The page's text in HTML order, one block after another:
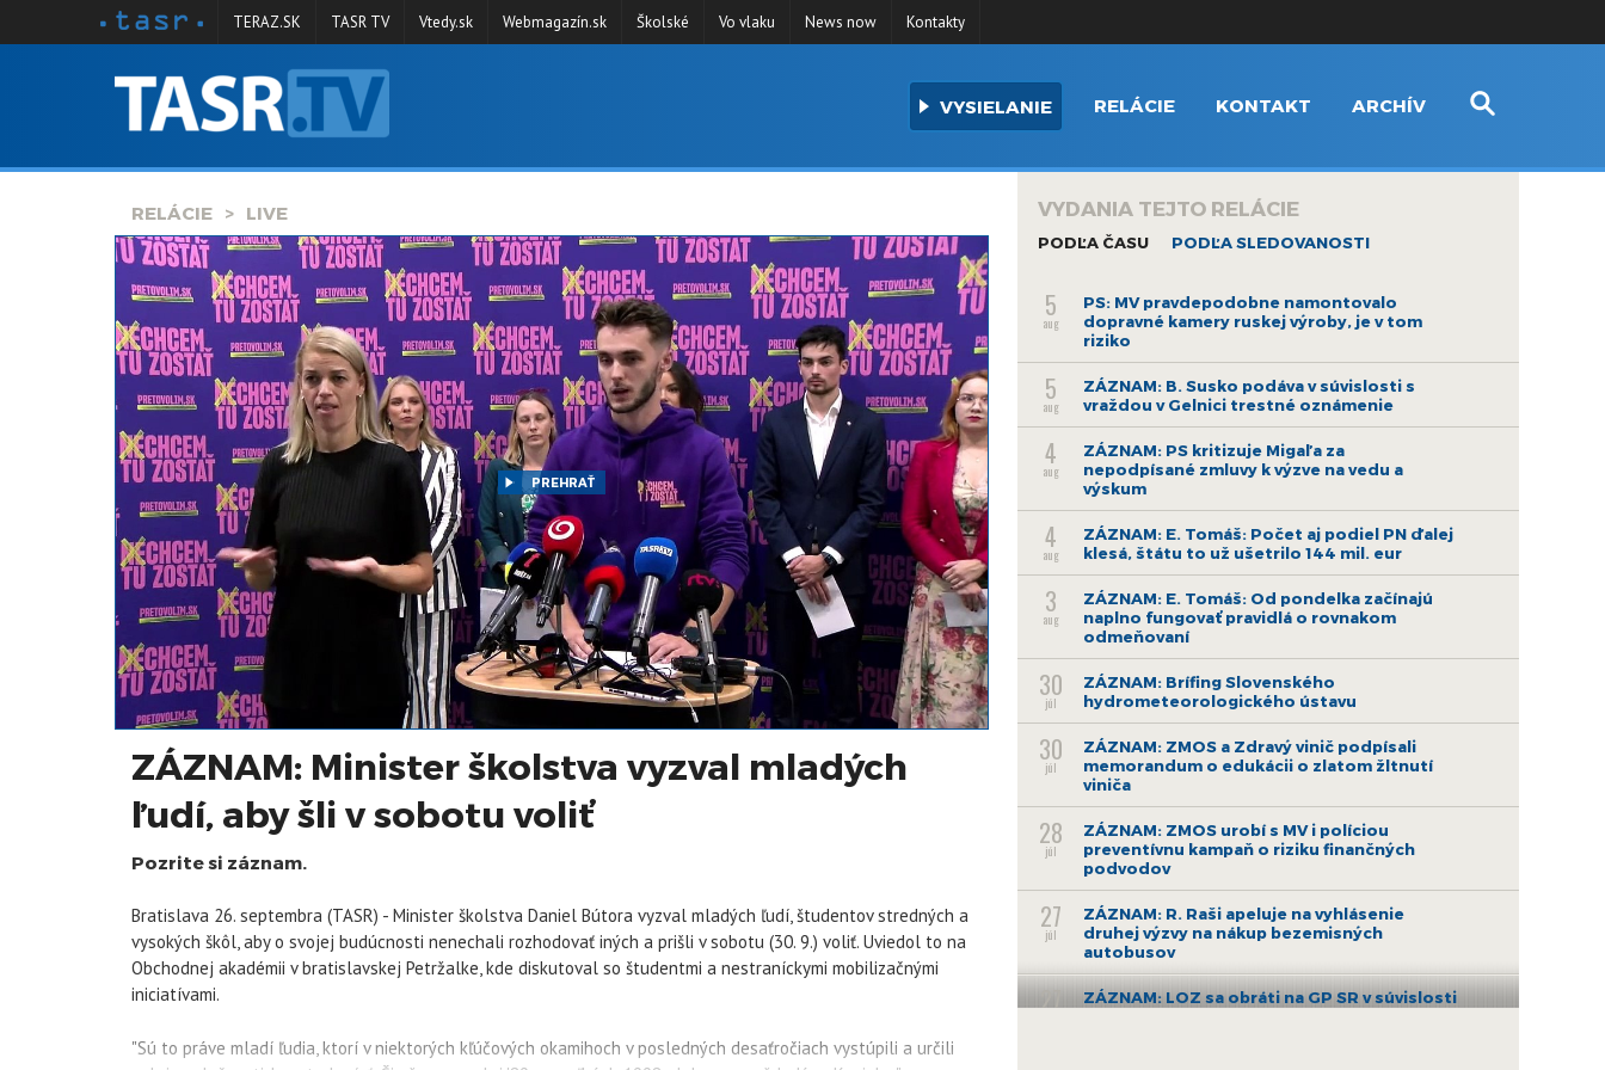
SPRAVODAJSTVO
KONTAKT
TERAZ.SK TASR TV Vtedy.sk Webmagazín.sk Školské Vo vlaku News now Kontakty
VYSIELANIE RELÁCIE KONTAKT ARCHÍV
RELÁCIE LIVE
PREHRAŤ
ZÁZNAM: Minister školstva vyzval mladých
ľudí, aby šli v sobotu voliť
Pozrite si záznam.
Bratislava 26. septembra (TASR) - Minister školstva Daniel Bútora vyzval mladých ľudí, študentov stredných a
vysokých škôl, aby o svojej budúcnosti nenechali rozhodovať iných a prišli v sobotu (30. 9.) voliť. Uviedol to na
Obchodnej akadémii v bratislavskej Petržalke, kde diskutoval so študentmi a nestraníckymi mobilizačnými
iniciatívami.
"Sú to práve mladí ľudia, ktorí v niektorých kľúčových okamihoch v posledných desaťročiach vystúpili a určili
VYDANIA TEJTO RELÁCIE
PODĽA ČASU PODĽA SLEDOVANOSTI
5
aug
PS: MV pravdepodobne namontovalo
dopravné kamery ruskej výroby, je v tom
riziko
5
aug
ZÁZNAM: B. Susko podáva v súvislosti s
vraždou v Gelnici trestné oznámenie
4
aug
ZÁZNAM: PS kritizuje Migaľa za
nepodpísané zmluvy k výzve na vedu a
výskum
4
aug
ZÁZNAM: E. Tomáš: Počet aj podiel PN ďalej
klesá, štátu to už ušetrilo 144 mil. eur
3
aug
ZÁZNAM: E. Tomáš: Od pondelka začínajú
naplno fungovať pravidlá o rovnakom
odmeňovaní
30
júl
ZÁZNAM: Brífing Slovenského
hydrometeorologického ústavu
30
júl
ZÁZNAM: ZMOS a Zdravý vinič podpísali
memorandum o edukácii o zlatom žltnutí
viniča
28
júl
ZÁZNAM: ZMOS urobí s MV i políciou
preventívnu kampaň o riziku finančných
podvodov
27
júl
ZÁZNAM: R. Raši apeluje na vyhlásenie
druhej výzvy na nákup bezemisných
autobusov
27
ZÁZNAM: LOZ sa obráti na GP SR v súvislosti